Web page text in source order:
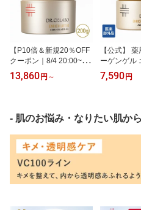
【P10倍＆新規20％OFF
クーポン｜8/4 20:00~8/1
1 1:59】【公式】アクア
コラーゲンゲルエンリッ
インワン 美容液 オール
インワンゲル オールイン
ワンジェル 保湿 化粧水
乳液 ギフト プレゼント
13,860円 ～
【公式】
ーゲンゲル
ンクルリペ
ターシーラ
ンワンジェ
レゼント
7,590円
- 肌のお悩み・なりたい肌か